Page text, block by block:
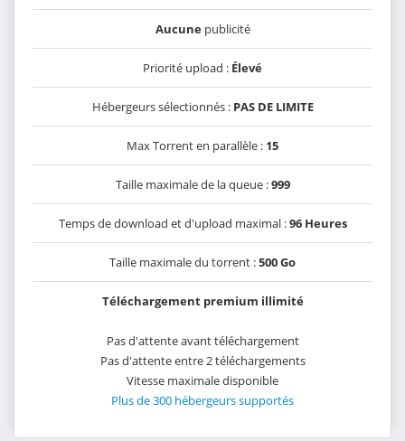
Aucunepublicité
Priorité upload : Élevé
Hébergeurs sélectionnés : PAS DE LIMITE
Max Torrent en parallèle : 15
Taille maximale de la queue :999
Temps de download et d'upload maximal :96 Heures
Taille maximale du torrent :500 Go
Téléchargement premium illimité
Pas d'attente avant téléchargement
Pas d'attente entre 2 téléchargements
Vitesse maximale disponible
Plus de 300 hébergeurs supportés